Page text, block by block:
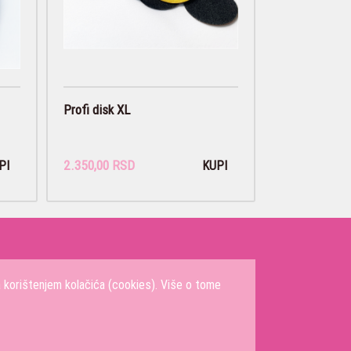
kolačića (cookies). Više o tome
Profi disk XL
2.350,00 RSD KUPI